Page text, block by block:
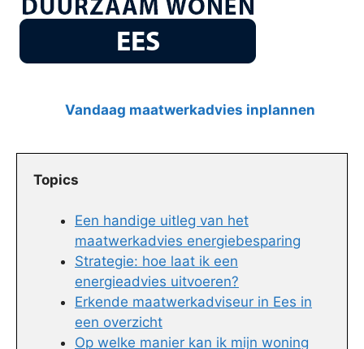
Vandaag maatwerkadvies inplannen
Topics
Een handige uitleg van het
maatwerkadvies energiebesparing
Strategie: hoe laat ik een
energieadvies uitvoeren?
Erkende maatwerkadviseur in Ees in
een overzicht
Op welke manier kan ik mijn woning